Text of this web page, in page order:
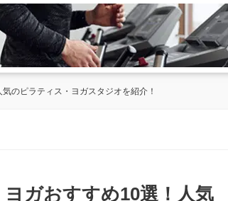
のピラティス・ヨガスタジオを紹介！
ヨガおすすめ10選！人気